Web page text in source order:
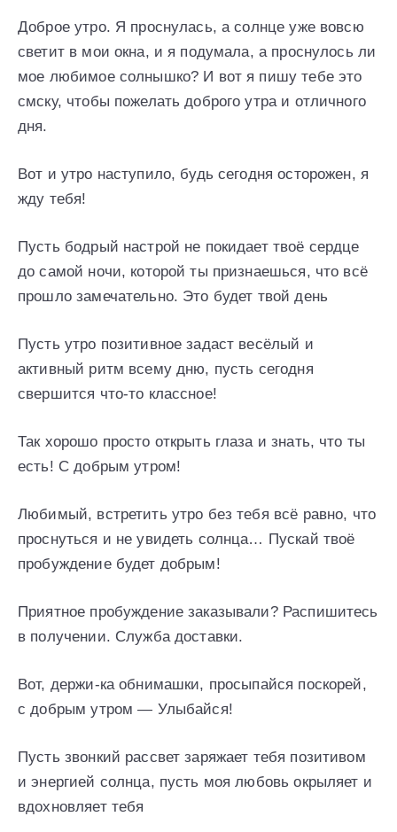
Доброе утро. Я проснулась, а солнце уже вовсю
светит в мои окна, и я подумала, а проснулось ли
мое любимое солнышко? И вот я пишу тебе это
смску, чтобы пожелать доброго утра и отличного
дня.
Вот и утро наступило, будь сегодня осторожен, я
жду тебя!
Пусть бодрый настрой не покидает твоё сердце
до самой ночи, которой ты признаешься, что всё
прошло замечательно. Это будет твой день
Пусть утро позитивное задаст весёлый и
активный ритм всему дню, пусть сегодня
свершится что-то классное!
Так хорошо просто открыть глаза и знать, что ты
есть! С добрым утром!
Любимый, встретить утро без тебя всё равно, что
проснуться и не увидеть солнца… Пускай твоё
пробуждение будет добрым!
Приятное пробуждение заказывали? Распишитесь
в получении. Служба доставки.
Вот, держи-ка обнимашки, просыпайся поскорей,
с добрым утром — Улыбайся!
Пусть звонкий рассвет заряжает тебя позитивом
и энергией солнца, пусть моя любовь окрыляет и
вдохновляет тебя